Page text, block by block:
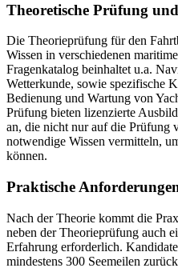
Theoretische Prüfung
Die Theorieprüfung für den
Wissen in verschiedenen
Fragenkatalog beinhaltet u.a.
Wetterkunde, sowie spezifische
Bedienung und Wartung von
Prüfung bieten lizenzierte
an, die nicht nur auf die Prüfung
notwendige Wissen vermitteln,
können.
Praktische
Nach der Theorie kommt die
neben der Theorieprüfung auch
Erfahrung erforderlich.
mindestens 300 Seemeilen